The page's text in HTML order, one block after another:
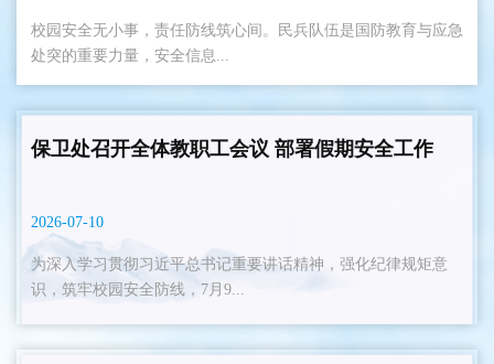
校园安全无小事，责任防线筑心间。民兵队伍是国防教育与应急
处突的重要力量，安全信息...
保卫处召开全体教职工会议 部署假期安全工作
2026-07-10
为深入学习贯彻习近平总书记重要讲话精神，强化纪律规矩意
识，筑牢校园安全防线，7月9...